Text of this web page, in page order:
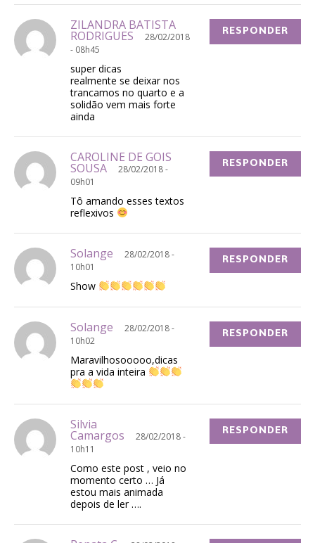
ZILANDRA BATISTA
RODRIGUES
28/02/2018
- 08h45
super dicas
realmente se deixar nos
trancamos no quarto e a
solidão vem mais forte
ainda
RESPONDER
CAROLINE DE GOIS
SOUSA
28/02/2018 -
09h01
Tô amando esses textos
reflexivos
RESPONDER
Solange
28/02/2018 -
10h01
Show
RESPONDER
Solange
28/02/2018 -
10h02
Maravilhosooooo,dicas
pra a vida inteira
RESPONDER
Silvia
Camargos
28/02/2018 -
10h11
Como este post , veio no
momento certo … Já
estou mais animada
depois de ler ….
RESPONDER